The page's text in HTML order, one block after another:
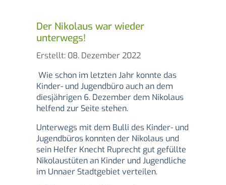
Der Nikolaus war wieder
unterwegs!
Details
Erstellt: 08. Dezember 2022
Wie schon im letzten Jahr konnte das
Kinder- und Jugendbüro auch an dem
diesjährigen 6. Dezember dem Nikolaus
helfend zur Seite stehen.
Unterwegs mit dem Bulli des Kinder- und
Jugendbüros konnten der Nikolaus und
sein Helfer Knecht Ruprecht gut gefüllte
Nikolaustüten an Kinder und Jugendliche
im Unnaer Stadtgebiet verteilen.